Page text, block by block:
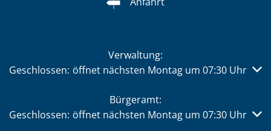
Verwaltung:
Klicken, um weitere Öffnungs- oder Schließzeiten
Geschlossen: öffnet nächsten Montag um 07:30 Uhr
Bürgeramt:
Klicken, um weitere Öffnungs- oder Schließzeiten
Geschlossen: öffnet nächsten Montag um 07:30 Uhr